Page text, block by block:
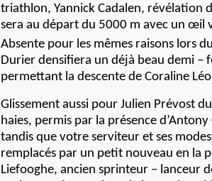
triathlon, Yannick Cadalen, révélation
sera au départ du 5000 m avec un œil
Absente pour les mêmes raisons lors
Durier densifiera un déjà beau demi –
permettant la descente de Coraline
Glissement aussi pour Julien Prévost
haies, permis par la présence
tandis que votre serviteur et ses
remplacés par un petit nouveau en la
Liefooghe, ancien sprinteur – lanceur